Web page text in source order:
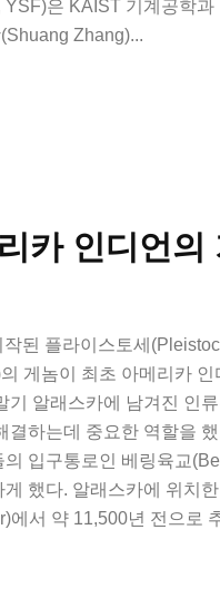
은 KAIST 기계공학
Zhang)...
카 인디언의
된 플라이스토세
게놈이 최초 아메리카
기 알래스카에 남겨진 인
결하는데 중요한 역할을
입구통로인 베링육교
했다. 알래스카에 위치
에서 약 11,500년 전으로